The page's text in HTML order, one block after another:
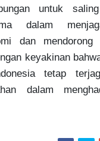
untuk
dalam
dan mendorong
keyakinan
tetap
dalam